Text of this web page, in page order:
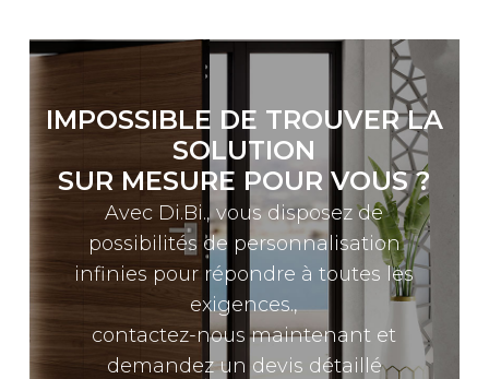
IMPOSSIBLE DE TROUVER LA
SOLUTION
SUR MESURE POUR VOUS ?
Avec Di.Bi., vous disposez de
possibilités de personnalisation
infinies pour répondre à toutes les
exigences.,
contactez-nous maintenant et
demandez un devis détaillé